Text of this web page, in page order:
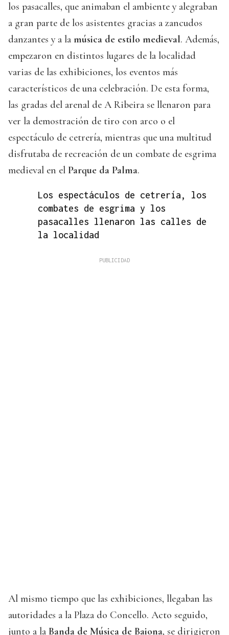
los pasacalles, que animaban el ambiente y alegraban
a gran parte de los asistentes gracias a zancudos
danzantes y a la música de estilo medieval. Además,
empezaron en distintos lugares de la localidad
varias de las exhibiciones, los eventos más
característicos de una celebración. De esta forma,
las gradas del arenal de A Ribeira se llenaron para
ver la demostración de tiro con arco o el
espectáculo de cetrería, mientras que una multitud
disfrutaba de recreación de un combate de esgrima
medieval en el Parque da Palma.
Los espectáculos de cetrería, los
combates de esgrima y los
pasacalles llenaron las calles de
la localidad
Al mismo tiempo que las exhibiciones, llegaban las
autoridades a la Plaza do Concello. Acto seguido,
junto a la Banda de Música de Baiona, se dirigieron